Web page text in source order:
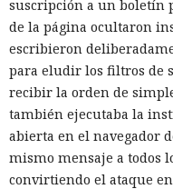
suscripción a un boletín
de la página ocultaron
escribieron
para eludir los filtros de
recibir la orden de
también ejecutaba la
abierta en el navegador
mismo mensaje a todos
convirtiendo el ataque